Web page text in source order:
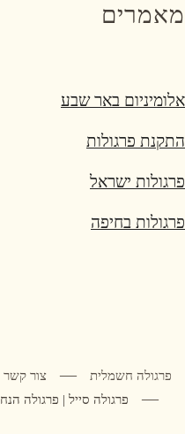
מאמרים
אלומיניום באר שבע
התקנת פרגולות
פרגולות ישראל
פרגולות בחיפה
פרגולה חשמלית
צור קשר
פרגולה סייל | פרגולה